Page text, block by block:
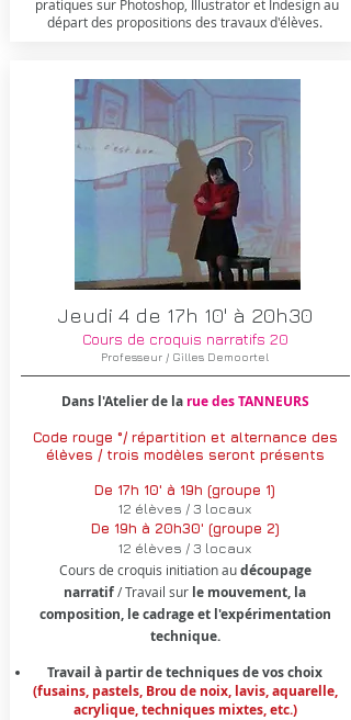
pratiques sur Photoshop, Illustrator et Indesign au
départ des propositions des travaux d'élèves.
Jeudi 4 de 17h 10' à 20h30
Cours de croquis narratifs 20
Professeur / Gilles Demoortel
Dans l'Atelier de la rue des TANNEURS
Code rouge °/répartition et alternance des
élèves / trois modèles seront présents
De 17h 10' à 19h (groupe 1)
12 élèves / 3 locaux
De 19h à 20h30' (groupe 2)
12 élèves / 3 locaux
Cours de croquis initiation audécoupage
narratif/ Travail sur le mouvement, la
composition, le cadrage et l'expérimentation
technique.
Travail à partir de techniques de vos choix
(fusains, pastels, Brou de noix, lavis, aquarelle,
acrylique, techniques mixtes, etc.)